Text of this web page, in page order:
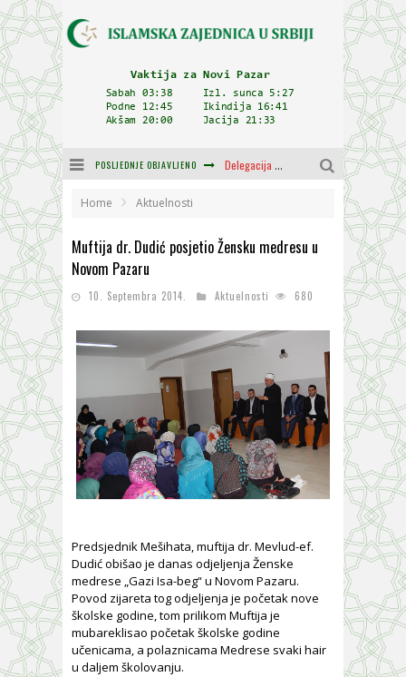
POSLJEDNJE OBJAVLJENO Delegacija IZ-e na godišnjici bitke kod Petrovaradina
Home Aktuelnosti
Muftija dr. Dudić posjetio Žensku medresu u
Novom Pazaru
10. Septembra 2014. Aktuelnosti 680
Predsjednik Mešihata, muftija dr. Mevlud-ef.
Dudić obišao je danas odjeljenja Ženske
medrese „Gazi Isa-beg“ u Novom Pazaru.
Povod zijareta tog odjeljenja je početak nove
školske godine, tom prilikom Muftija je
mubareklisao početak školske godine
učenicama, a polaznicama Medrese svaki hair
u daljem školovanju.